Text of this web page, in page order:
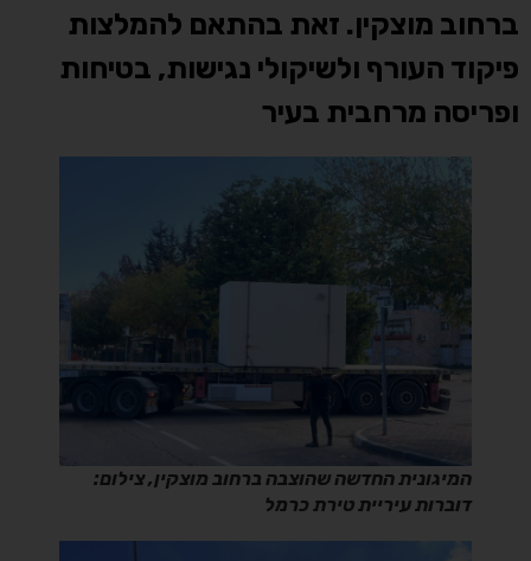
ברחוב מוצקין. זאת בהתאם להמלצות
פיקוד העורף ולשיקולי נגישות, בטיחות
ופריסה מרחבית בעיר
המיגונית החדשה שהוצבה ברחוב מוצקין, צילום:
דוברות עיריית טירת כרמל